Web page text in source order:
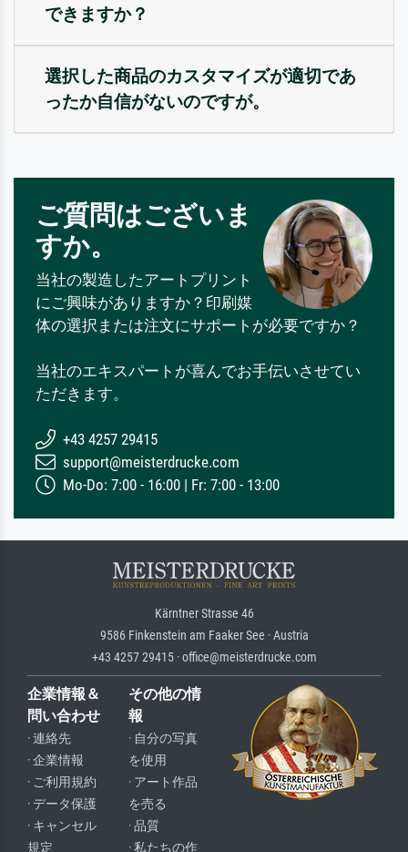
できますか？
選択した商品のカスタマイズが適切であ
ったか自信がないのですが。
ご質問はございま
すか。
当社の製造したアートプリント
にご興味がありますか？印刷媒
体の選択または注文にサポートが必要ですか？
当社のエキスパートが喜んでお手伝いさせてい
ただきます。
+43 4257 29415
support@meisterdrucke.com
Mo-Do: 7:00 - 16:00 | Fr: 7:00 - 13:00
Kärntner Strasse 46
9586 Finkenstein am Faaker See · Austria
+43 4257 29415 · office@meisterdrucke.com
企業情報＆
問い合わせ
· 連絡先
· 企業情報
· ご利用規約
· データ保護
· キャンセル
規定
その他の情
報
· 自分の写真
を使用
· アート作品
を売る
· 品質
· 私たちの作